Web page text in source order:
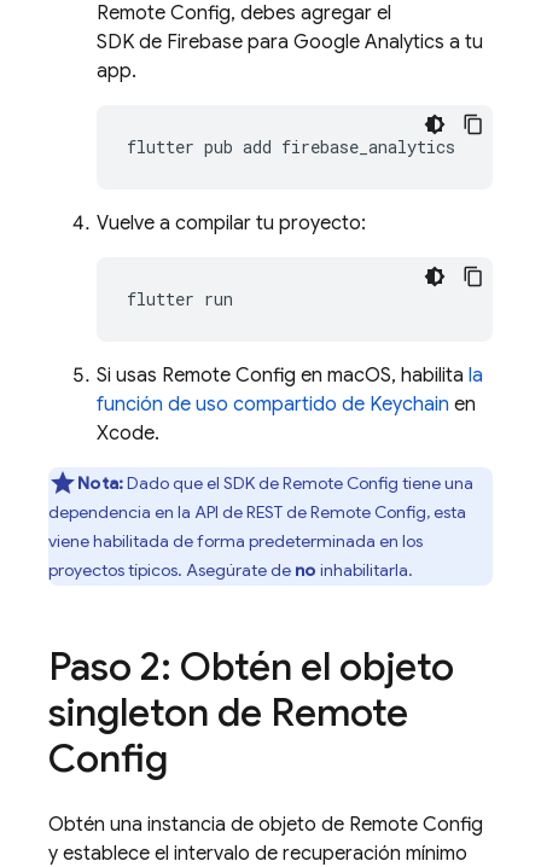
Remote Config, debes agregar el
SDK de Firebase para Google Analytics a tu
app.
flutter pub add
Vuelve a compilar tu proyecto:
flutter
Si usas Remote Config en macOS, habilita la
función de uso compartido de Keychain en
Xcode.
Nota:Dado que el SDK de Remote Config tiene una
dependencia en la API de REST de Remote Config, esta
viene habilitada de forma predeterminada en los
proyectos típicos. Asegúrate de no inhabilitarla.
Paso 2: Obtén el objeto
singleton de Remote
Config
Obtén una instancia de objeto de Remote Config
y establece el intervalo de recuperación mínimo